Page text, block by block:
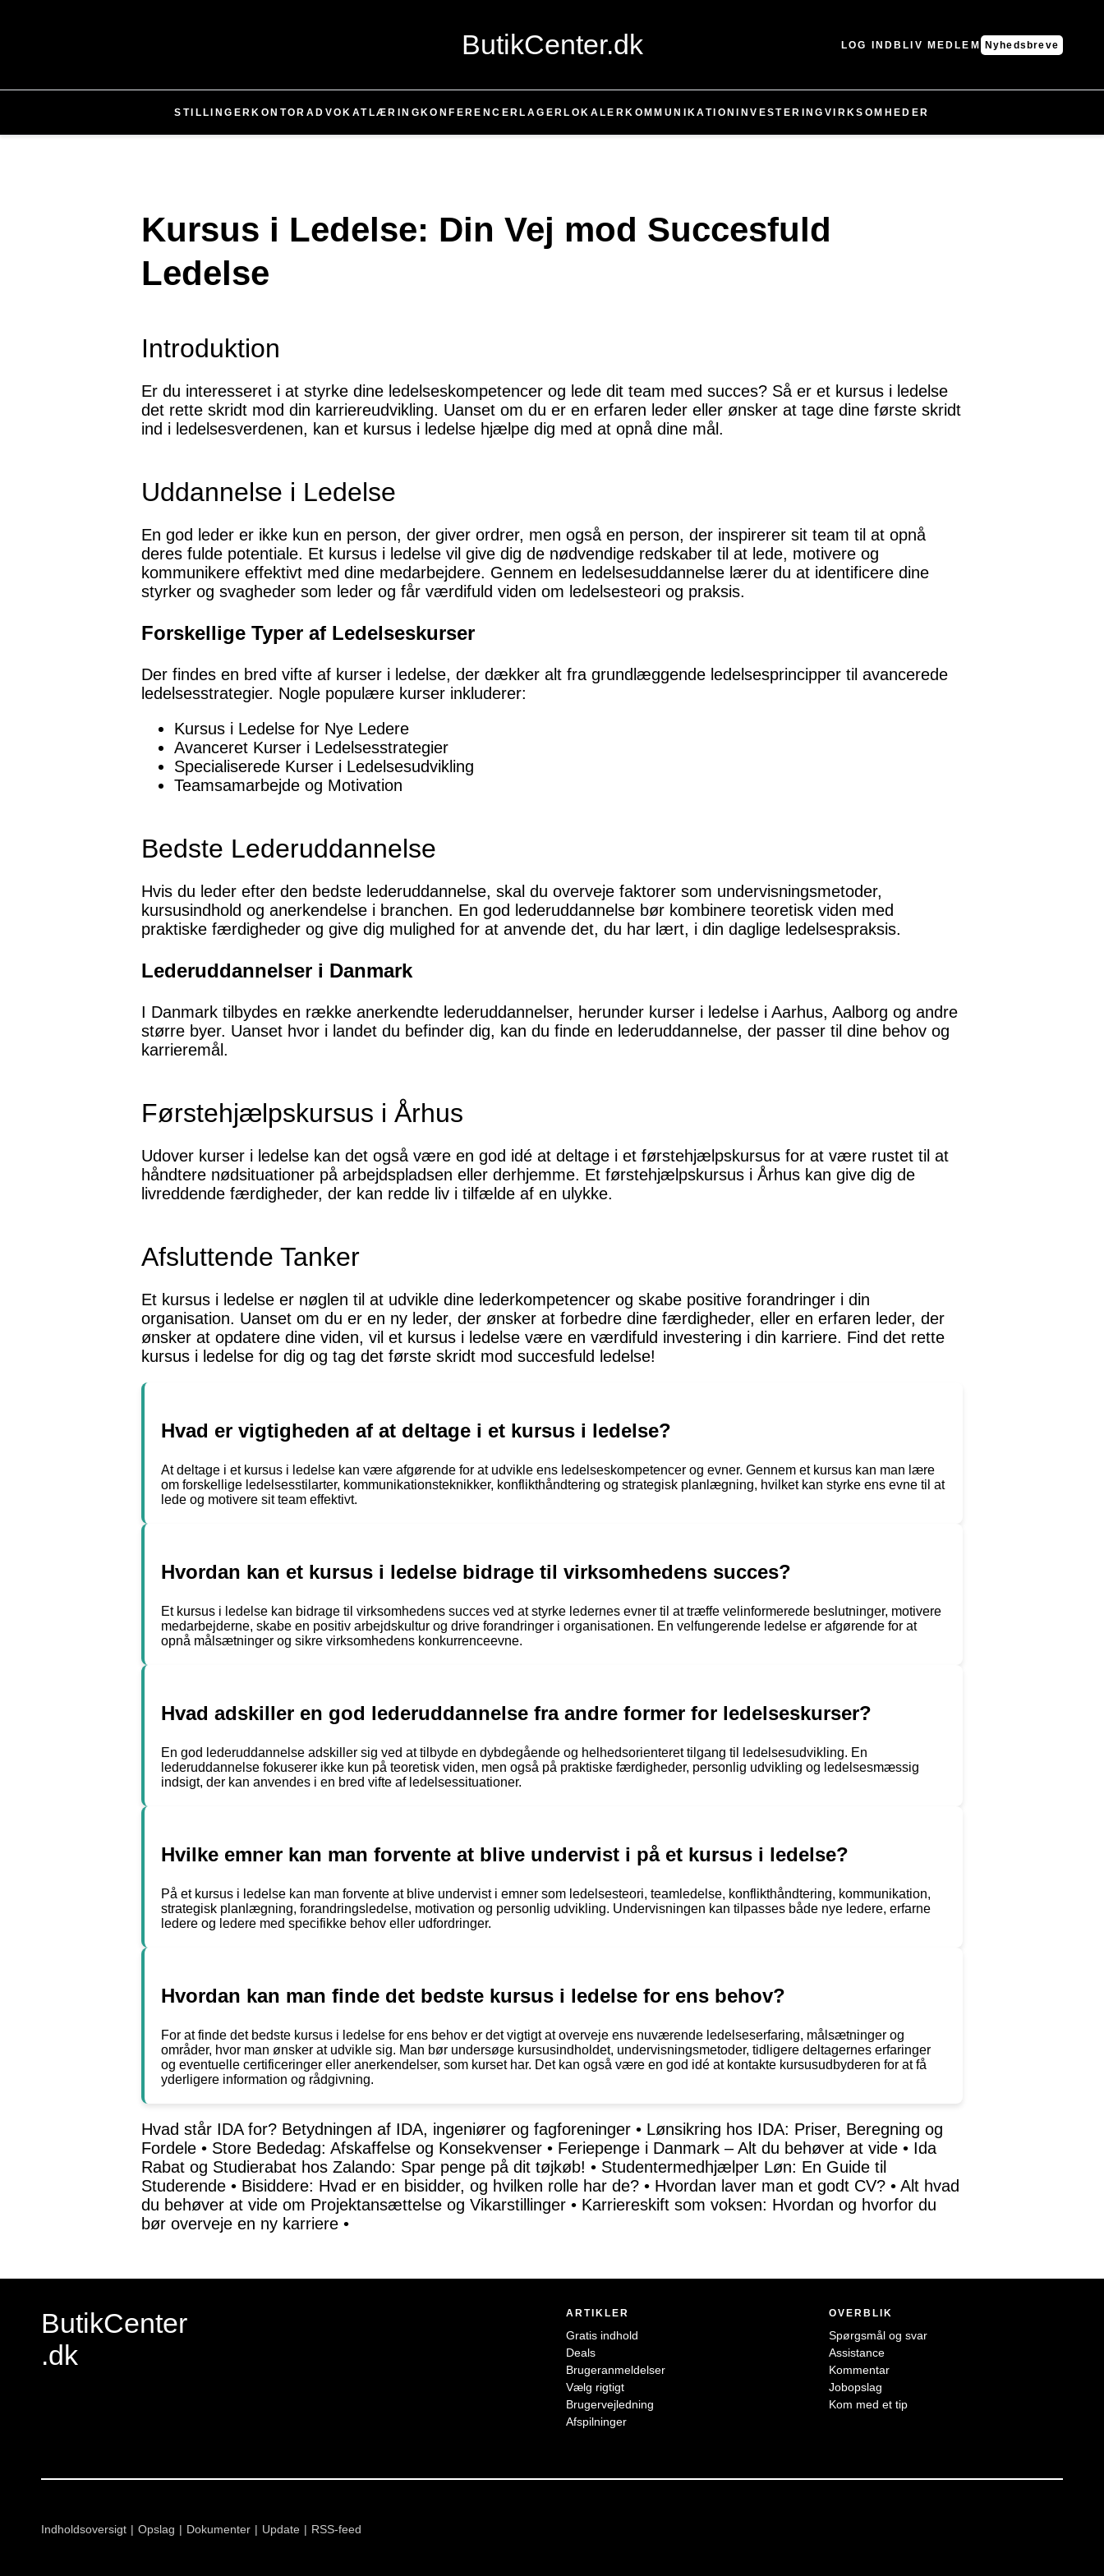
ButikCenter.dk LOG INDBLIV MEDLEM Nyhedsbreve
STILLINGER KONTOR ADVOKAT LÆRING KONFERENCER LAGER LOKALER KOMMUNIKATION INVESTERING VIRKSOMHEDER
Kursus i Ledelse: Din Vej mod Succesfuld
Ledelse
Introduktion
Er du interesseret i at styrke dine ledelseskompetencer og lede dit team med succes? Så er et kursus i ledelse
det rette skridt mod din karriereudvikling. Uanset om du er en erfaren leder eller ønsker at tage dine første skridt
ind i ledelsesverdenen, kan et kursus i ledelse hjælpe dig med at opnå dine mål.
Uddannelse i Ledelse
En god leder er ikke kun en person, der giver ordrer, men også en person, der inspirerer sit team til at opnå
deres fulde potentiale. Et kursus i ledelse vil give dig de nødvendige redskaber til at lede, motivere og
kommunikere effektivt med dine medarbejdere. Gennem en ledelsesuddannelse lærer du at identificere dine
styrker og svagheder som leder og får værdifuld viden om ledelsesteori og praksis.
Forskellige Typer af Ledelseskurser
Der findes en bred vifte af kurser i ledelse, der dækker alt fra grundlæggende ledelsesprincipper til avancerede
ledelsesstrategier. Nogle populære kurser inkluderer:
Kursus i Ledelse for Nye Ledere
Avanceret Kurser i Ledelsesstrategier
Specialiserede Kurser i Ledelsesudvikling
Teamsamarbejde og Motivation
Bedste Lederuddannelse
Hvis du leder efter den bedste lederuddannelse, skal du overveje faktorer som undervisningsmetoder,
kursusindhold og anerkendelse i branchen. En god lederuddannelse bør kombinere teoretisk viden med
praktiske færdigheder og give dig mulighed for at anvende det, du har lært, i din daglige ledelsespraksis.
Lederuddannelser i Danmark
I Danmark tilbydes en række anerkendte lederuddannelser, herunder kurser i ledelse i Aarhus, Aalborg og andre
større byer. Uanset hvor i landet du befinder dig, kan du finde en lederuddannelse, der passer til dine behov og
karrieremål.
Førstehjælpskursus i Århus
Udover kurser i ledelse kan det også være en god idé at deltage i et førstehjælpskursus for at være rustet til at
håndtere nødsituationer på arbejdspladsen eller derhjemme. Et førstehjælpskursus i Århus kan give dig de
livreddende færdigheder, der kan redde liv i tilfælde af en ulykke.
Afsluttende Tanker
Et kursus i ledelse er nøglen til at udvikle dine lederkompetencer og skabe positive forandringer i din
organisation. Uanset om du er en ny leder, der ønsker at forbedre dine færdigheder, eller en erfaren leder, der
ønsker at opdatere dine viden, vil et kursus i ledelse være en værdifuld investering i din karriere. Find det rette
kursus i ledelse for dig og tag det første skridt mod succesfuld ledelse!
Hvad er vigtigheden af at deltage i et kursus i ledelse?
At deltage i et kursus i ledelse kan være afgørende for at udvikle ens ledelseskompetencer og evner. Gennem et kursus kan man lære
om forskellige ledelsesstilarter, kommunikationsteknikker, konflikthåndtering og strategisk planlægning, hvilket kan styrke ens evne til at
lede og motivere sit team effektivt.
Hvordan kan et kursus i ledelse bidrage til virksomhedens succes?
Et kursus i ledelse kan bidrage til virksomhedens succes ved at styrke ledernes evner til at træffe velinformerede beslutninger, motivere
medarbejderne, skabe en positiv arbejdskultur og drive forandringer i organisationen. En velfungerende ledelse er afgørende for at
opnå målsætninger og sikre virksomhedens konkurrenceevne.
Hvad adskiller en god lederuddannelse fra andre former for ledelseskurser?
En god lederuddannelse adskiller sig ved at tilbyde en dybdegående og helhedsorienteret tilgang til ledelsesudvikling. En
lederuddannelse fokuserer ikke kun på teoretisk viden, men også på praktiske færdigheder, personlig udvikling og ledelsesmæssig
indsigt, der kan anvendes i en bred vifte af ledelsessituationer.
Hvilke emner kan man forvente at blive undervist i på et kursus i ledelse?
På et kursus i ledelse kan man forvente at blive undervist i emner som ledelsesteori, teamledelse, konflikthåndtering, kommunikation,
strategisk planlægning, forandringsledelse, motivation og personlig udvikling. Undervisningen kan tilpasses både nye ledere, erfarne
ledere og ledere med specifikke behov eller udfordringer.
Hvordan kan man finde det bedste kursus i ledelse for ens behov?
For at finde det bedste kursus i ledelse for ens behov er det vigtigt at overveje ens nuværende ledelseserfaring, målsætninger og
områder, hvor man ønsker at udvikle sig. Man bør undersøge kursusindholdet, undervisningsmetoder, tidligere deltagernes erfaringer
og eventuelle certificeringer eller anerkendelser, som kurset har. Det kan også være en god idé at kontakte kursusudbyderen for at få
yderligere information og rådgivning.
Hvad står IDA for? Betydningen af IDA, ingeniører og fagforeninger • Lønsikring hos IDA: Priser, Beregning og
Fordele • Store Bededag: Afskaffelse og Konsekvenser • Feriepenge i Danmark – Alt du behøver at vide • Ida
Rabat og Studierabat hos Zalando: Spar penge på dit tøjkøb! • Studentermedhjælper Løn: En Guide til
Studerende • Bisiddere: Hvad er en bisidder, og hvilken rolle har de? • Hvordan laver man et godt CV? • Alt hvad
du behøver at vide om Projektansættelse og Vikarstillinger • Karriereskift som voksen: Hvordan og hvorfor du
bør overveje en ny karriere •
ButikCenter
.dk
ARTIKLER
Gratis indhold
Deals
Brugeranmeldelser
Vælg rigtigt
Brugervejledning
Afspilninger
OVERBLIK
Spørgsmål og svar
Assistance
Kommentar
Jobopslag
Kom med et tip
Indholdsoversigt Opslag Dokumenter Update RSS-feed